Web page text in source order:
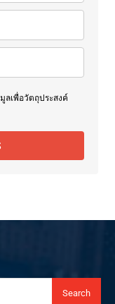
ลเพื่อวัตถุประสงค์
Search